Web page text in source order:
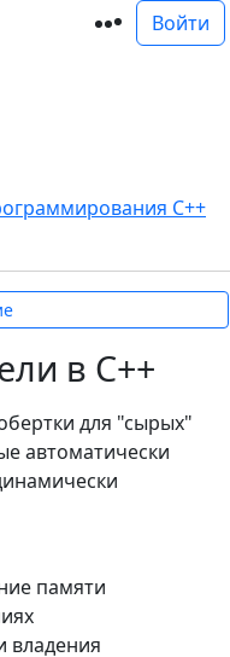
Войти
С++
в С++
для "сырых"
автоматически
памяти
владения